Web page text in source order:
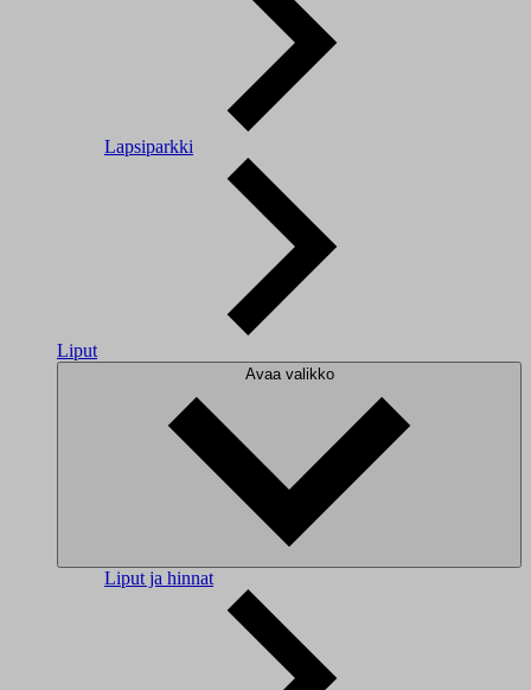
Lapsiparkki
Liput
Avaa valikko
Liput ja hinnat